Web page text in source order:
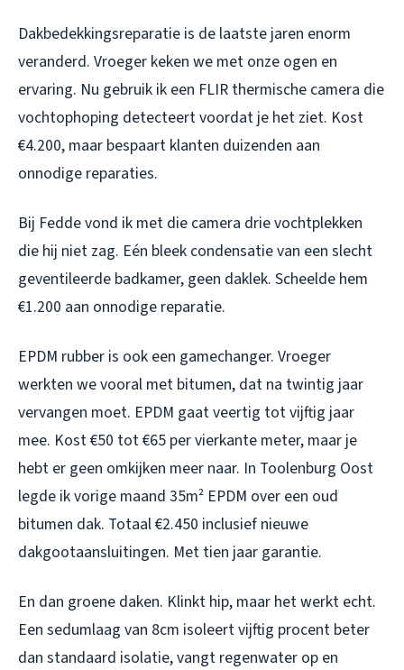
Dakbedekkingsreparatie is de laatste jaren enorm
veranderd. Vroeger keken we met onze ogen en
ervaring. Nu gebruik ik een FLIR thermische camera die
vochtophoping detecteert voordat je het ziet. Kost
€4.200, maar bespaart klanten duizenden aan
onnodige reparaties.
Bij Fedde vond ik met die camera drie vochtplekken
die hij niet zag. Eén bleek condensatie van een slecht
geventileerde badkamer, geen daklek. Scheelde hem
€1.200 aan onnodige reparatie.
EPDM rubber is ook een gamechanger. Vroeger
werkten we vooral met bitumen, dat na twintig jaar
vervangen moet. EPDM gaat veertig tot vijftig jaar
mee. Kost €50 tot €65 per vierkante meter, maar je
hebt er geen omkijken meer naar. In Toolenburg Oost
legde ik vorige maand 35m² EPDM over een oud
bitumen dak. Totaal €2.450 inclusief nieuwe
dakgootaansluitingen. Met tien jaar garantie.
En dan groene daken. Klinkt hip, maar het werkt echt.
Een sedumlaag van 8cm isoleert vijftig procent beter
dan standaard isolatie, vangt regenwater op en